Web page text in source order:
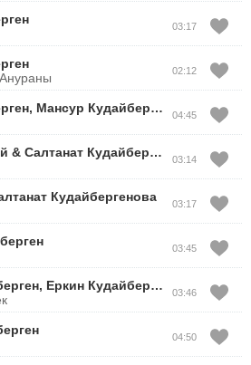
03:17
02:12
, Мансур Кудайберген
04:45
& Салтанат Кудайбергенова
03:14
Кудайбергенова
03:17
03:45
, Еркин Кудайберген
03:46
04:50